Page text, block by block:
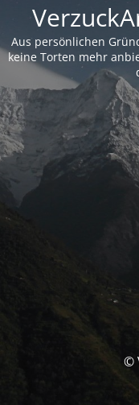
Aus persönlichen
keine Torten mehr
©